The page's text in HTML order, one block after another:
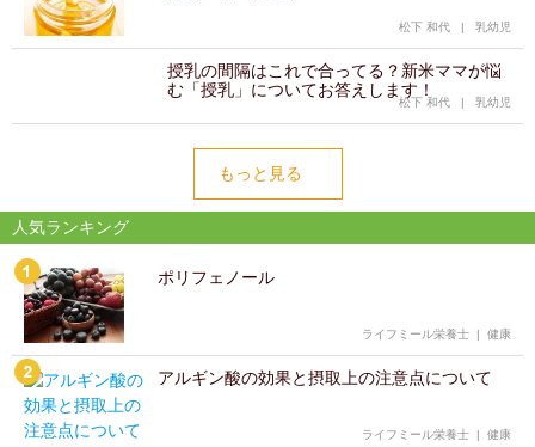
松下 和代 | 乳幼児
授乳の間隔はこれで合ってる？新米ママが悩
む「授乳」についてお答えします！
松下 和代 | 乳幼児
もっと見る
人気ランキング
ポリフェノール
ライフミール栄養士 | 健康
アルギン酸の効果と摂取上の注意点について
ライフミール栄養士 | 健康